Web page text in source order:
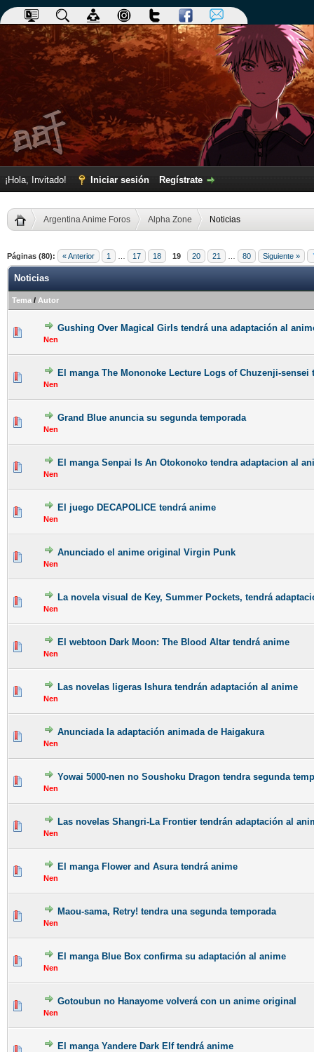
¡Hola, Invitado! Iniciar sesión Regístrate
Argentina Anime Foros Alpha Zone Noticias
Páginas (80): « Anterior 1 17 18 19 20 21 80 Siguiente »
Noticias
Tema / Autor
Gushing Over Magical Girls tendrá una adaptación al
Nen
El manga The Mononoke Lecture Logs of Chuzenji-sensei
Nen
Grand Blue anuncia su segunda temporada
Nen
El manga Senpai Is An Otokonoko tendra adaptacion al
Nen
El juego DECAPOLICE tendrá anime
Nen
Anunciado el anime original Virgin Punk
Nen
La novela visual de Key, Summer Pockets, tendrá
Nen
El webtoon Dark Moon: The Blood Altar tendrá anime
Nen
Las novelas ligeras Ishura tendrán adaptación al anime
Nen
Anunciada la adaptación animada de Haigakura
Nen
Yowai 5000-nen no Soushoku Dragon tendra segunda
Nen
Las novelas Shangri-La Frontier tendrán adaptación al
Nen
El manga Flower and Asura tendrá anime
Nen
Maou-sama, Retry! tendra una segunda temporada
Nen
El manga Blue Box confirma su adaptación al anime
Nen
Gotoubun no Hanayome volverá con un anime original
Nen
El manga Yandere Dark Elf tendrá anime